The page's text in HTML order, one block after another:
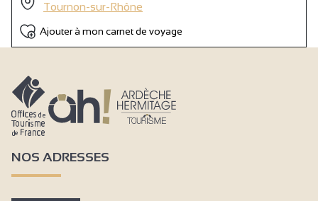
Tournon-sur-Rhône
Ajouter à mon carnet de voyage
NOS ADRESSES